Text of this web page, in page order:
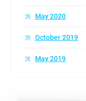
May 2020
October 2019
May 2019